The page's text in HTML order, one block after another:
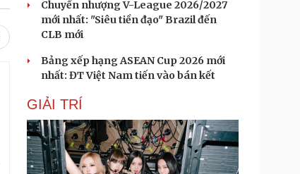
Chuyển nhượng V-League 2026/2027
mới nhất: "Siêu tiền đạo" Brazil đến
CLB mới
Bảng xếp hạng ASEAN Cup 2026 mới
nhất: ĐT Việt Nam tiến vào bán kết
GIẢI TRÍ